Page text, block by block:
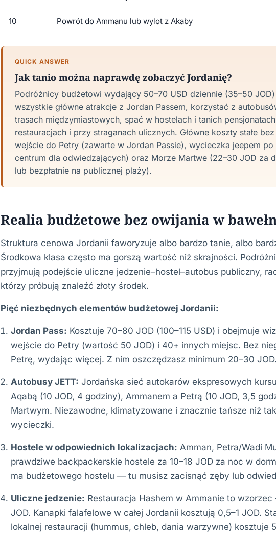
10 Powrót do Ammanu lub wylot z Akaby
QUICK ANSWER
Jak tanio można naprawdę zobaczyć Jordanię?
Podróżnicy budżetowi wydający 50–70 USD dziennie (35–50
wszystkie główne atrakcje z Jordan Passem, korzystać z
trasach międzymiastowych, spać w hostelach i tanich
restauracjach i przy straganach ulicznych. Główne koszty stałe
wejście do Petry (zawarte w Jordan Passie), wycieczka jeepem
centrum dla odwiedzających) oraz Morze Martwe (22–30 JOD za
lub bezpłatnie na publicznej plaży).
Realia budżetowe bez owijania w
Struktura cenowa Jordanii faworyzuje albo bardzo tanie, albo
Środkowa klasa często ma gorszą wartość niż skrajności.
przyjmują podejście uliczne jedzenie–hostel–autobus publiczny,
którzy próbują znaleźć złoty środek.
Pięć niezbędnych elementów budżetowej Jordanii:
Jordan Pass: Kosztuje 70–80 JOD (100–115 USD) i obejmuje
wejście do Petry (wartość 50 JOD) i 40+ innych miejsc. Bez
Petrę, wydając więcej. Z nim oszczędzasz minimum 20–30 JOD.
Autobusy JETT: Jordańska sieć autokarów ekspresowych
Aqabą (10 JOD, 4 godziny), Ammanem a Petrą (10 JOD, 3,5
Martwym. Niezawodne, klimatyzowane i znacznie tańsze niż
wycieczki.
Hostele w odpowiednich lokalizacjach: Amman, Petra/Wadi
prawdziwe backpackerskie hostele za 10–18 JOD za noc w
ma budżetowego hostelu — tu musisz zacisnąć zęby lub
Uliczne jedzenie: Restauracja Hashem w Ammanie to wzorzec
JOD. Kanapki falafelowe w całej Jordanii kosztują 0,5–1 JOD.
lokalnej restauracji (hummus, chleb, dania warzywne) kosztuje